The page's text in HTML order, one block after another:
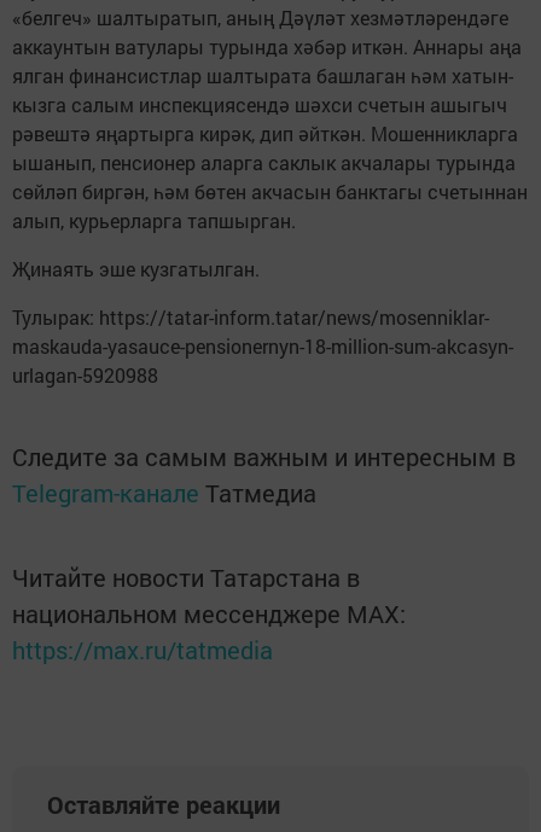
«белгеч» шалтыратып, аның Дәүләт хезмәтләрендәге
аккаунтын ватулары турында хәбәр иткән. Аннары аңа
ялган финансистлар шалтырата башлаган һәм хатын-
кызга салым инспекциясендә шәхси счетын ашыгыч
рәвештә яңартырга кирәк, дип әйткән. Мошенникларга
ышанып, пенсионер аларга саклык акчалары турында
сөйләп биргән, һәм бөтен акчасын банктагы счетыннан
алып, курьерларга тапшырган.
Җинаять эше кузгатылган.
Тулырак: https://tatar-inform.tatar/news/mosenniklar-
maskauda-yasauce-pensionernyn-18-million-sum-akcasyn-
urlagan-5920988
Следите за самым важным и интересным в
Telegram-канале Татмедиа
Читайте новости Татарстана в
национальном мессенджере MАХ:
https://max.ru/tatmedia
Оставляйте реакции